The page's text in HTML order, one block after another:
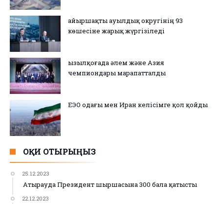
Қайыршақты ауылдық округінің 93
көшесіне жарық жүргізіледі
Қызылқоғада әлем және Азия
чемпиондары марапатталды
ЕЭО одағы мен Иран келісімге қол қойды
ОҚИ ОТЫРЫҢЫЗ
25.12.2023
Атырауда Президент шыршасына 300 бала қатысты
22.12.2023